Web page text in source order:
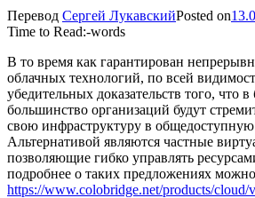
Перевод Сергей ЛукавскийPosted on
Time to Read:-words
В то время как гарантирован
облачных технологий, по всей
убедительных доказательств того, что
большинство организаций будут
свою инфраструктуру в общедоступную
Альтернативой являются частные
позволяющие гибко управлять
подробнее о таких предложениях можно
https://www.colobridge.net/products/cloud/